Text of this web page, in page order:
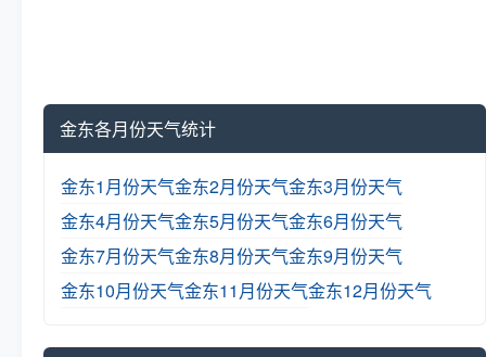
金东各月份天气统计
金东1月份天气金东2月份天气金东3月份天气
金东4月份天气金东5月份天气金东6月份天气
金东7月份天气金东8月份天气金东9月份天气
金东10月份天气金东11月份天气金东12月份天气